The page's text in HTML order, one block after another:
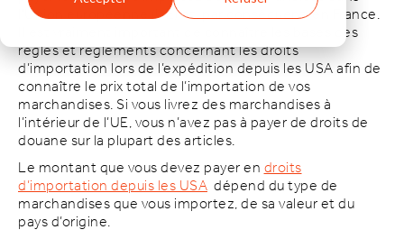
l’Union européenne (UE) et, par conséquent, en France.
Il est vraiment important de connaître les bases des
règles et règlements concernant les droits
d’importation lors de l’expédition depuis les USA afin de
connaître le prix total de l’importation de vos
marchandises. Si vous livrez des marchandises à
l’intérieur de l’UE, vous n’avez pas à payer de droits de
douane sur la plupart des articles.
Le montant que vous devez payer endroits
d’importation depuis les USA dépend du type de
marchandises que vous importez, de sa valeur et du
pays d’origine.